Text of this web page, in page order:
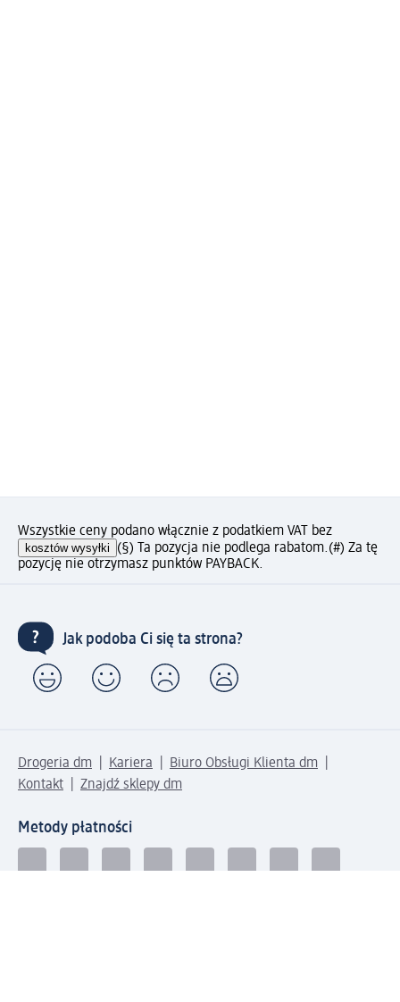
Wszystkie ceny podano włącznie z podatkiem VAT bez
kosztów wysyłki (§) Ta pozycja nie podlega rabatom.(#) Za tę
pozycję nie otrzymasz punktów PAYBACK.
Jak podoba Ci się ta strona?
Drogeria dm Kariera
Biuro Obsługi Klienta dm
Kontakt
Znajdź sklepy dm
Metody płatności